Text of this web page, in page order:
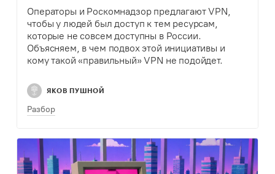
Операторы и Роскомнадзор предлагают VPN,
чтобы у людей был доступ к тем ресурсам,
которые не совсем доступны в России.
Объясняем, в чем подвох этой инициативы и
кому такой «правильный» VPN не подойдет.
ЯКОВ ПУШНОЙ
Разбор